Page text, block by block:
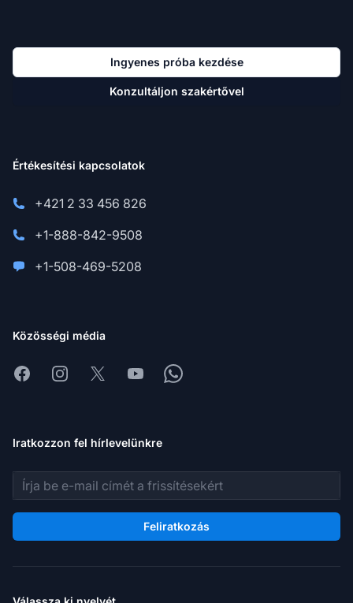
Ingyenes próba kezdése
Konzultáljon szakértővel
Értékesítési kapcsolatok
+421 2 33 456 826
+1-888-842-9508
+1-508-469-5208
Közösségi média
FacebookInstagram
X YoutubeWhatsapp
Iratkozzon fel hírlevelünkre
E-mail cím
Feliratkozás